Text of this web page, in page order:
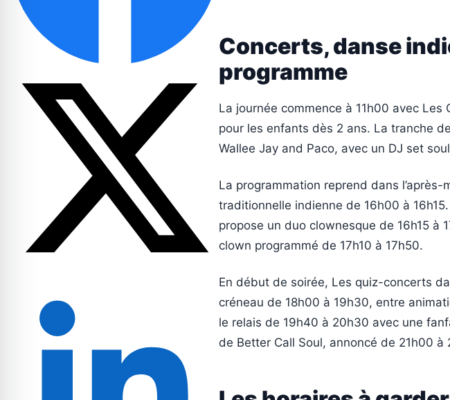
Concerts, danse
programme
La journée commence à 11h00 avec
pour les enfants dès 2 ans. La tranche
Wallee Jay and Paco, avec un DJ set
La programmation reprend dans
traditionnelle indienne de 16h00 à
propose un duo clownesque de 16h15 à
clown programmé de 17h10 à 17h50.
En début de soirée, Les quiz-concerts
créneau de 18h00 à 19h30, entre
le relais de 19h40 à 20h30 avec une
de Better Call Soul, annoncé de 21h00